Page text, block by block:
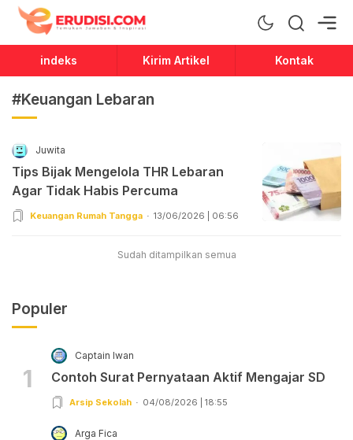
Erudisi
Temukan Jawaban dan Inspirasi
indeks Kirim Artikel Kontak
#Keuangan Lebaran
Juwita
Tips Bijak Mengelola THR Lebaran
Agar Tidak Habis Percuma
Keuangan Rumah Tangga 13/06/2026 | 06:56
Sudah ditampilkan semua
Populer
1
Captain Iwan
Contoh Surat Pernyataan Aktif Mengajar SD
Arsip Sekolah 04/08/2026 | 18:55
Arga Fica